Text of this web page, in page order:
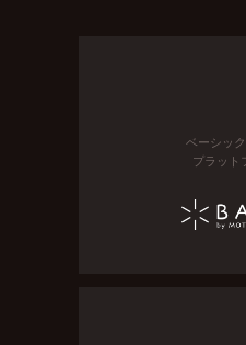
ベーシッ
プラット